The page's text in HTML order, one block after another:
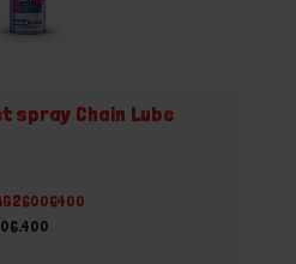
spray Chain Lube